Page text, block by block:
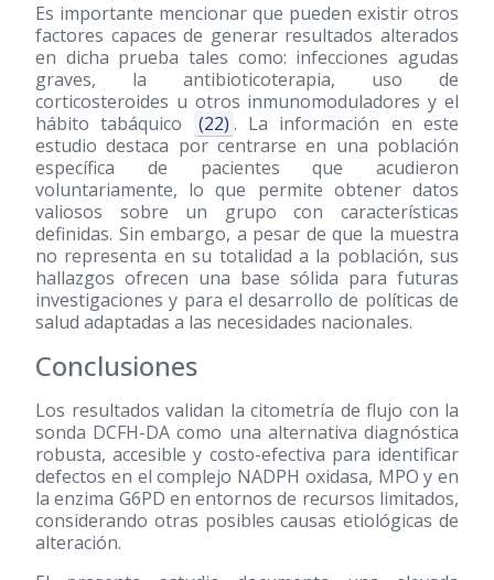
Es importante mencionar que pueden existir otros
factores capaces de generar resultados alterados
en dicha prueba tales como: infecciones agudas
graves, la antibioticoterapia, uso de
corticosteroides u otros inmunomoduladores y el
hábito tabáquico
(22) . La información en este
estudio destaca por centrarse en una población
específica de pacientes que acudieron
voluntariamente, lo que permite obtener datos
valiosos sobre un grupo con características
definidas. Sin embargo, a pesar de que la muestra
no representa en su totalidad a la población, sus
hallazgos ofrecen una base sólida para futuras
investigaciones y para el desarrollo de políticas de
salud adaptadas a las necesidades nacionales.
Conclusiones
Los resultados validan la citometría de flujo con la
sonda DCFH-DA como una alternativa diagnóstica
robusta, accesible y costo-efectiva para identificar
defectos en el complejo NADPH oxidasa, MPO y en
la enzima G6PD en entornos de recursos limitados,
considerando otras posibles causas etiológicas de
alteración.